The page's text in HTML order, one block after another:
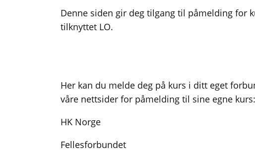
Denne siden gir deg tilgang til påmelding for
tilknyttet LO.
Her kan du melde deg på kurs i ditt eget
våre nettsider for påmelding til sine egne kurs:
HK Norge
Fellesforbundet